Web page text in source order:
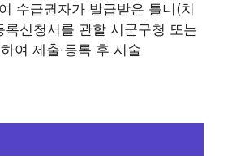
수급권자가 발급받은 틀니(치
록신청서를 관할 시군구청 또는
여 제출·등록 후 시술